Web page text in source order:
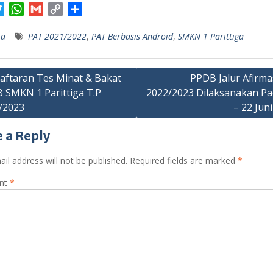
i
t
e
r
W
a
s
A
p
p
a
l
p
L
i
n
a
e
PAT 2021/2022, PAT Berbasis Android, SMKN 1 Parittiga
Tes Minat & Bakat
SMKN 1 Parittiga T.P
PPDB Jalur
2022/2023 Dilaksanakan
– 22
a Reply
address will not be published. Required fields are marked *
*